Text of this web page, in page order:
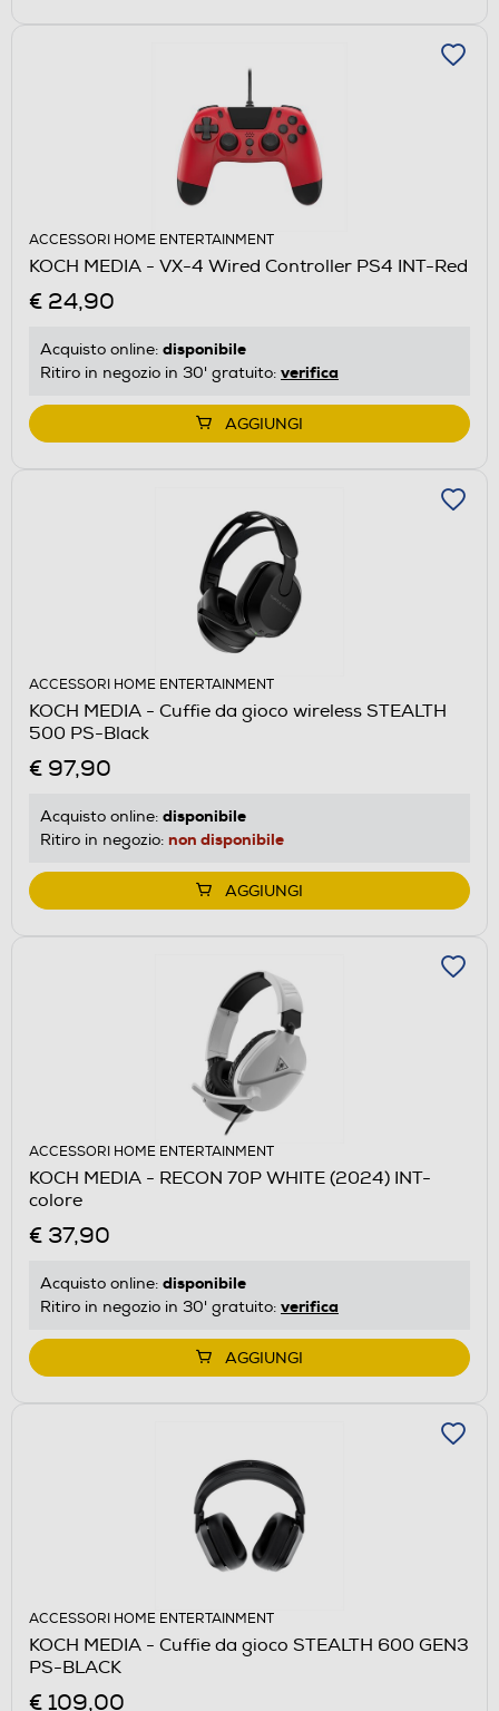
ACCESSORI HOME ENTERTAINMENT
KOCH MEDIA - VX-4 Wired Controller PS4 INT-Red
€ 24,90
Acquisto online: disponibile
Ritiro in negozio in 30' gratuito: verifica
AGGIUNGI
ACCESSORI HOME ENTERTAINMENT
KOCH MEDIA - Cuffie da gioco wireless STEALTH
500 PS-Black
€ 97,90
Acquisto online: disponibile
Ritiro in negozio: non disponibile
AGGIUNGI
ACCESSORI HOME ENTERTAINMENT
KOCH MEDIA - RECON 70P WHITE (2024) INT-
colore
€ 37,90
Acquisto online: disponibile
Ritiro in negozio in 30' gratuito: verifica
AGGIUNGI
ACCESSORI HOME ENTERTAINMENT
KOCH MEDIA - Cuffie da gioco STEALTH 600 GEN3
PS-BLACK
€ 109,00